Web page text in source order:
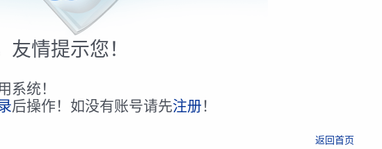
友情提示您！
系统！
后操作！如没有账号请先注册！
返回首页